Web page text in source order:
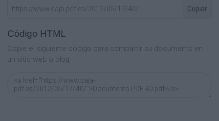
Copiar
Código HTML
Copie el siguiente código para compartir su documento en
un sitio web o blog: